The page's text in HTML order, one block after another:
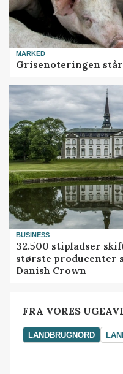
MARKED
Grisenoteringen
BUSINESS
32.500 stipladser
største producenter
Danish Crown
FRA VORES
LANDBRUGNORD